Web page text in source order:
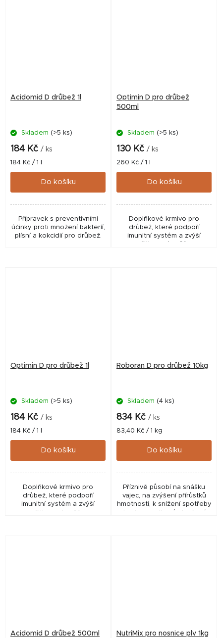
Acidomid D drůbež 1l
Skladem (>5 ks)
184 Kč / ks
Měrná
cena:
184 Kč / 1 l
Do košíku
Přípravek s preventivními
účinky proti množení bakteríí,
plísní a kokcidií pro drůbež.
Optimin D pro drůbež
500ml
Skladem (>5 ks)
130 Kč / ks
Měrná
cena:
260 Kč / 1 l
Do košíku
Doplňkové krmivo pro
drůbež, které podpoří
imunitní systém a zvýší
Optimin D pro drůbež 1l
Skladem (>5 ks)
184 Kč / ks
Měrná
cena:
184 Kč / 1 l
Do košíku
Doplňkové krmivo pro
drůbež, které podpoří
imunitní systém a zvýší
užitkovost zvěře.
Roboran D pro drůbež 10kg
Skladem (4 ks)
834 Kč / ks
Měrná
cena:
83,40 Kč / 1 kg
Do košíku
Příznivě působí na snášku
vajec, na zvýšení přírůstků
hmotnosti, k snížení spotřeby
krmiva a celkové zlepšení
Acidomid D drůbež 500ml NutriMix pro nosnice plv 1kg